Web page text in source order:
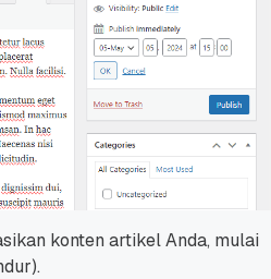
konten artikel Anda, mulai